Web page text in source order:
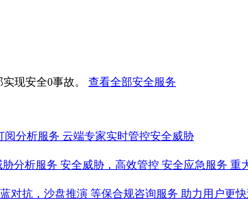
现安全0事故。 查看全部安全服务
阅分析服务 云端专家实时管控安全威胁
胁分析服务 安全威胁，高效管控 安全应急服务 重
对抗，沙盘推演 等保合规咨询服务 助力用户更